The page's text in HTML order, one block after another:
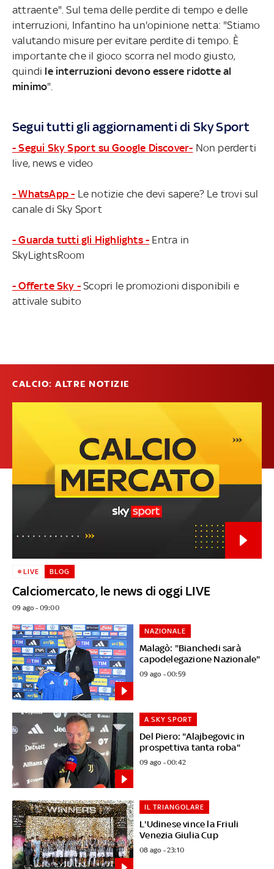
attraente". Sul tema delle perdite di tempo e delle
interruzioni, Infantino ha un'opinione netta: "Stiamo
valutando misure per evitare perdite di tempo. È
importante che il gioco scorra nel modo giusto,
quindi le interruzioni devono essere ridotte al
minimo".
Segui tutti gli aggiornamenti di Sky Sport
- Segui Sky Sport su Google Discover- Non perderti
live, news e video
- WhatsApp - Le notizie che devi sapere? Le trovi sul
canale di Sky Sport
- Guarda tutti gli Highlights - Entra in
SkyLightsRoom
- Offerte Sky - Scopri le promozioni disponibili e
attivale subito
CALCIO: ALTRE NOTIZIE
Calciomercato, le news di oggi LIVE
LIVE BLOG
09 ago - 09:00
Malagò: "Bianchedi sarà
capodelegazione Nazionale"
NAZIONALE
09 ago - 00:59
Del Piero: "Alajbegovic in
prospettiva tanta roba"
A SKY SPORT
09 ago - 00:42
L'Udinese vince la Friuli
Venezia Giulia Cup
IL TRIANGOLARE
08 ago - 23:10